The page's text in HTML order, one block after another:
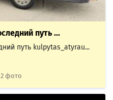
путь ...
путь kulpytas_atyrau...
2 фото